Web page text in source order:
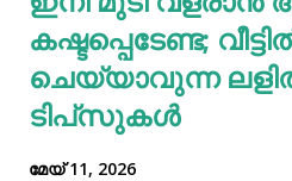
തുടർന്ന് അച്ഛനെ വീണ്ടും
തുടർന്ന് നടത...
കഷ്ടപ്പെടേണ്ട;
ചെയ്യാവുന്ന
ടിപ്‌സുകൾ
മേയ് 11, 2026